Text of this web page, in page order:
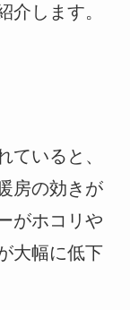
介します。
ていると、
房の効きが
がホコリや
大幅に低下